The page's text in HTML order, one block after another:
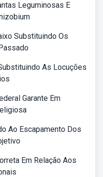
Leguminosas E
Substituindo Os
As Locuções
Garante Em
Ao Escapamento Dos
Em Relação Aos